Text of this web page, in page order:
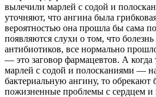
вылечили марлей с содой и
уточняют, что ангина была
вероятностью она прошла бы сама
появляются слухи о том, что болезнь
антибиотиков, все нормально
— это заговор фармацевтов. А
марлей с содой и полосканиями —
бактериальную ангину, то обрекают
пожизненные проблемы с сердцем и